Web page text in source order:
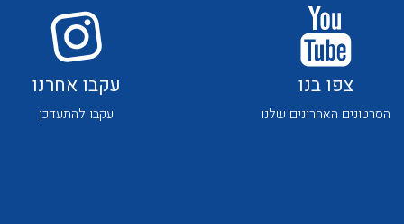
צפו בנו
הסרטונים האחרונים שלנו
עקבו אחרנו
עקבו להתעדכן